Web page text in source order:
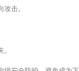
攻击。
。